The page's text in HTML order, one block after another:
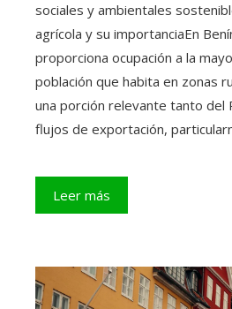
sociales y ambientales
agrícola y su importanciaEn
proporciona ocupación a la
población que habita en zonas
una porción relevante tanto del
flujos de exportación,
Leer más